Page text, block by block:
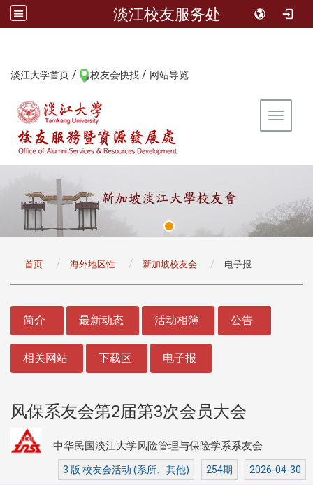
淡江校友服务处
淡江大学首页 / 校友会快找 / 网站导览
Toggle
首页 海外地区性 新加坡校友会 电子报
简介 最新动态 活动相簿 公告
相关网站 下载区 电子报
风保系友会第2届第3次会员大会
中华民国淡江大学风险管理与保险学系系友会
3 版 校友会活动 (系所、其他) 254期 2026-04-30